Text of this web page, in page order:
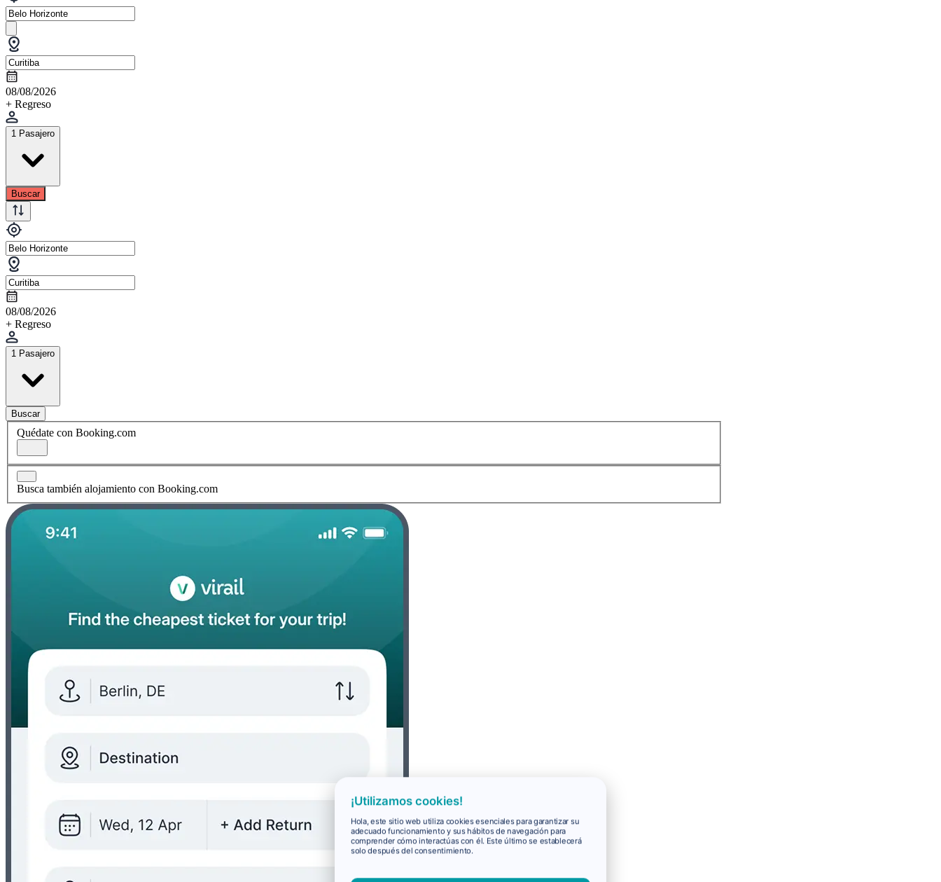
08/08/2026
+ Regreso
1 Pasajero
Buscar
08/08/2026
+ Regreso
1 Pasajero
Buscar
Quédate con Booking.com
Busca también alojamiento con Booking.com
¡Utilizamos cookies!
Hola, este sitio web utiliza cookies esenciales para garantizar su
adecuado funcionamiento y sus hábitos de navegación para
comprender cómo interactúas con él. Este último se establecerá
solo después del consentimiento.